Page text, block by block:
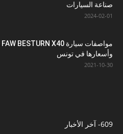
صناعة السيارات
2024-02-01
وأسعارها في تونس
2021-10-30
- آخر الأخبار609